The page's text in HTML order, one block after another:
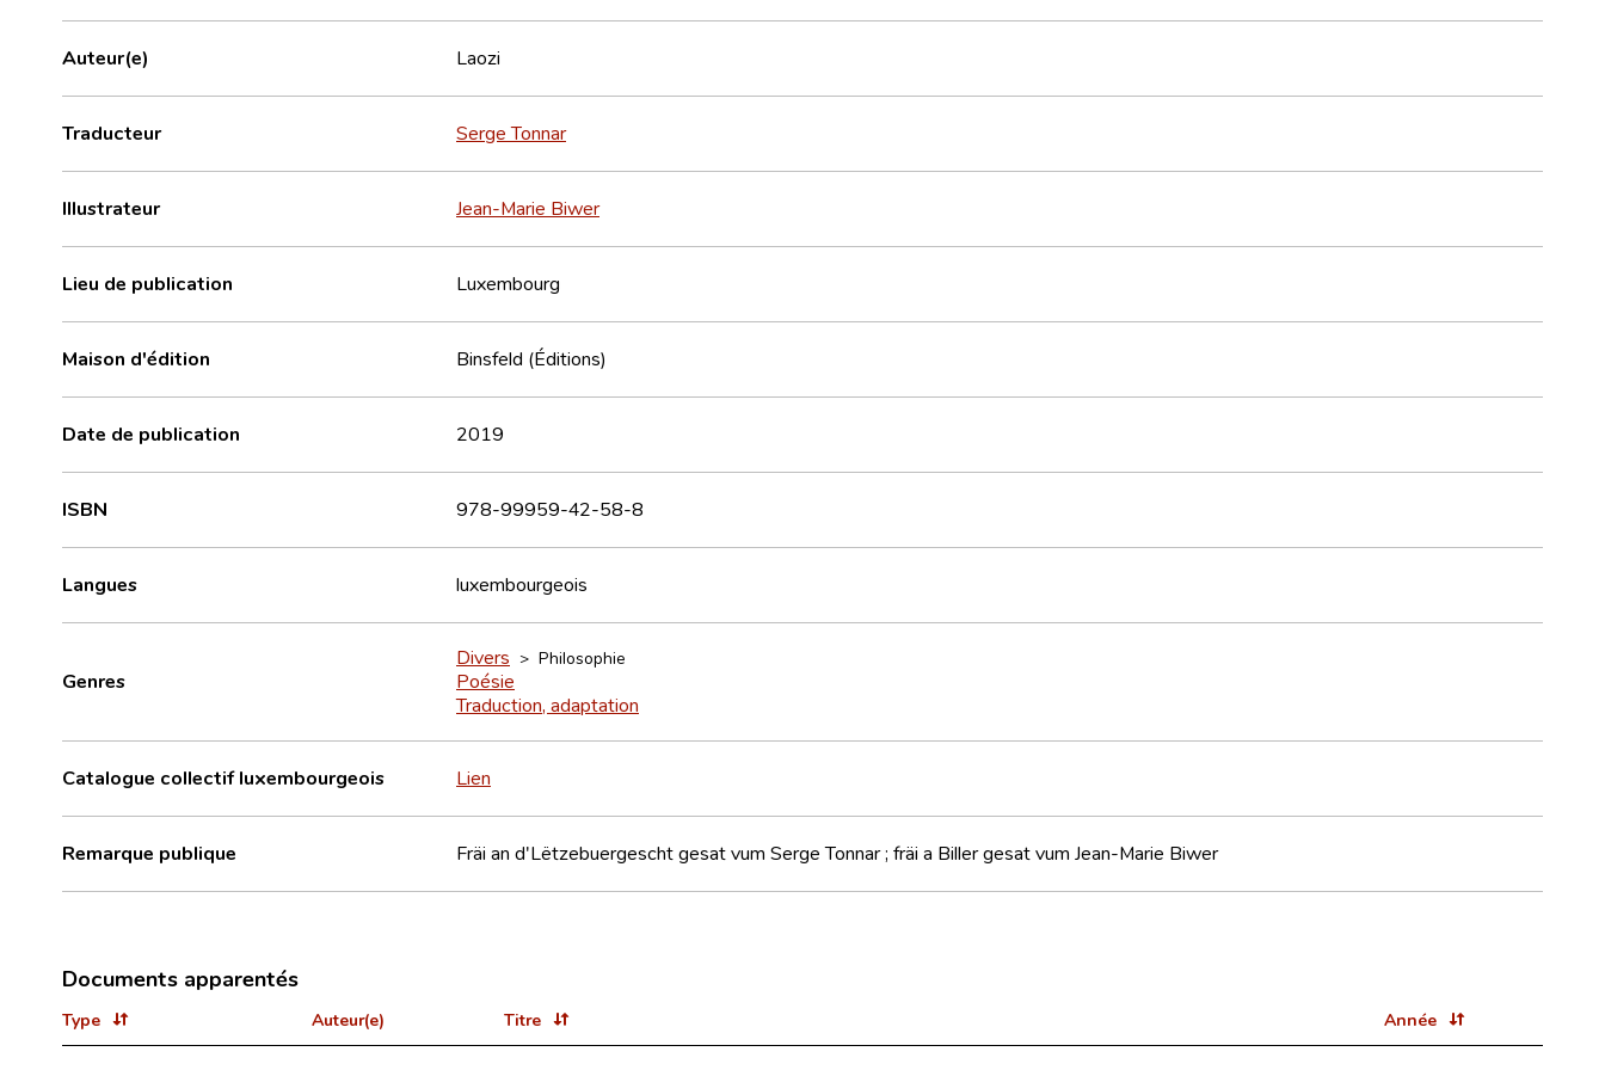
Auteur(e) Laozi
Traducteur Serge Tonnar
Illustrateur Jean-Marie Biwer
Lieu de publication Luxembourg
Maison d'édition Binsfeld (Éditions)
Date de publication 2019
ISBN 978-99959-42-58-8
Langues luxembourgeois
Genres
Divers > Philosophie
Poésie
Traduction, adaptation
Catalogue collectif luxembourgeois Lien
Remarque publique Fräi an d'Lëtzebuergescht gesat vum Serge Tonnar ; fräi a Biller gesat vum Jean-Marie Biwer
Documents apparentés
Type Auteur(e) Titre Année